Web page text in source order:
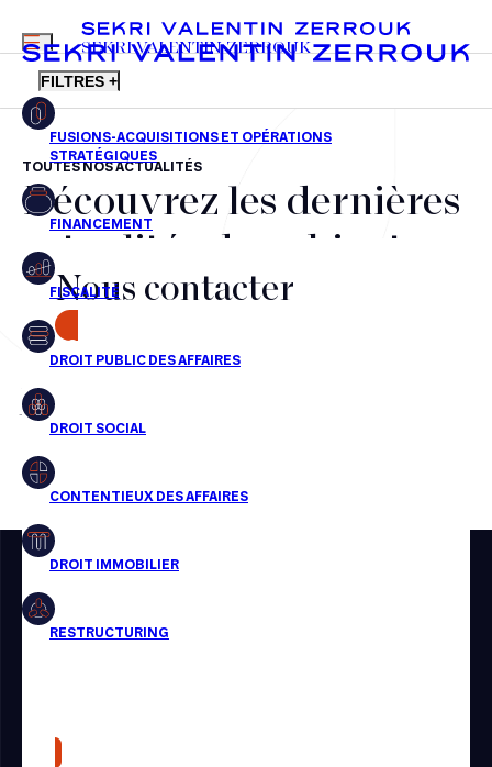
FR EN
MENU
SEKRI VALENTIN ZERROUK
FILTRES +
Fusions-acquisitions et opérations stratégiques
Financement
Fiscalité
Droit public des affaires
Droit social
Droit immobilier
Restructuring
Presse
TOUTES NOS ACTUALITÉS
Découvrez les dernières
actualités du cabinet,
nos récompenses et nos
transactions, jour après
jour
Aucun résultats pour cette recherche
Nous contacter